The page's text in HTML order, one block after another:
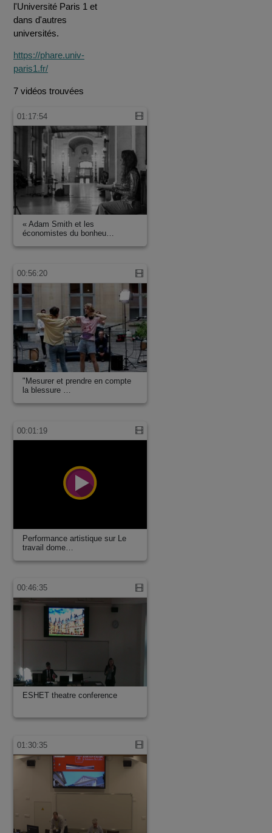
l'Université Paris 1 et
dans d'autres
universités.
https://phare.univ-
paris1.fr/
7 vidéos trouvées
01:17:54
« Adam Smith et les
économistes du bonheu…
00:56:20
"Mesurer et prendre en compte
la blessure …
00:01:19
Performance artistique sur Le
travail dome…
00:46:35
ESHET theatre conference
01:30:35